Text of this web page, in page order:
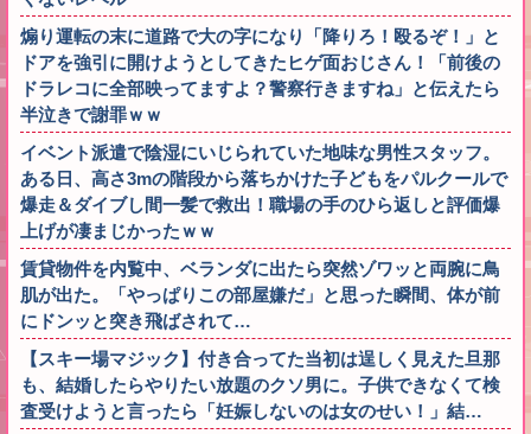
煽り運転の末に道路で大の字になり「降りろ！殴るぞ！」と
ドアを強引に開けようとしてきたヒゲ面おじさん！「前後の
ドラレコに全部映ってますよ？警察行きますね」と伝えたら
半泣きで謝罪ｗｗ
イベント派遣で陰湿にいじられていた地味な男性スタッフ。
ある日、高さ3mの階段から落ちかけた子どもをパルクールで
爆走＆ダイブし間一髪で救出！職場の手のひら返しと評価爆
上げが凄まじかったｗｗ
賃貸物件を内覧中、ベランダに出たら突然ゾワッと両腕に鳥
肌が出た。「やっぱりこの部屋嫌だ」と思った瞬間、体が前
にドンッと突き飛ばされて…
【スキー場マジック】付き合ってた当初は逞しく見えた旦那
も、結婚したらやりたい放題のクソ男に。子供できなくて検
査受けようと言ったら「妊娠しないのは女のせい！」結…